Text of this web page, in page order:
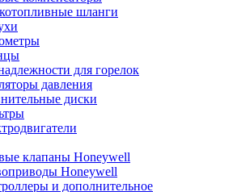
шланги
для горелок
давления
диски
клапаны Honeywell
Honeywell
и дополнительное